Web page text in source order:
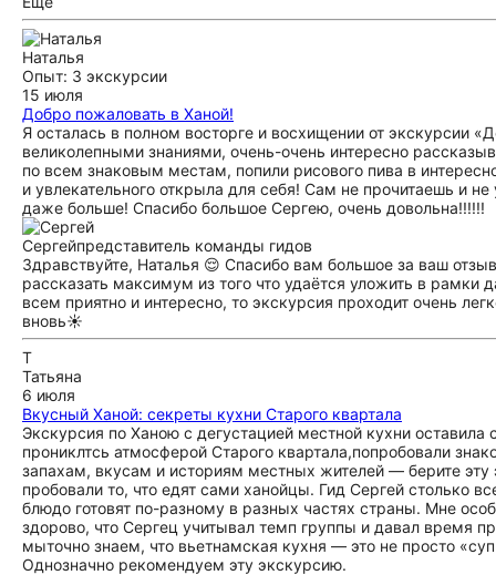
Наталья
Опыт: 3 экскурсии
15 июля
Добро пожаловать в Ханой!
Я осталась в полном восторге и восхищении от экскурсии
великолепными знаниями, очень-очень интересно
по всем знаковым местам, попили рисового пива в
и увлекательного открыла для себя! Сам не прочитаешь и
даже больше! Спасибо большое Сергею, очень довольна!!!!!!
Сергейпредставитель команды гидов
Здравствуйте, Наталья 😌 Спасибо вам большое за ваш
рассказать максимум из того что удаётся уложить в рамки
всем приятно и интересно, то экскурсия проходит очень
вновь☀️
Т
Татьяна
6 июля
Вкусный Ханой: секреты кухни Старого квартала
Экскурсия по Ханою с дегустацией местной кухни
прониклтсь атмосферой Старого квартала,попробовали
запахам, вкусам и историям местных жителей — берите
пробовали то, что едят сами ханойцы. Гид Сергей столько
блюдо готовят по-разному в разных частях страны. Мне
здорово, что Сергец учитывал темп группы и давал время
мыточно знаем, что вьетнамская кухня — это не просто
Однозначно рекомендуем эту экскурсию.